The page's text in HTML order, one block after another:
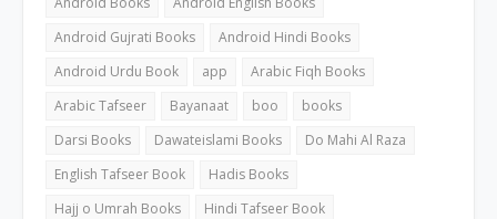
Android Gujrati Books
Android Hindi Books
Android Urdu Book
app
Arabic Fiqh Books
Arabic Tafseer
Bayanaat boo
books
Darsi Books
Dawateislami Books
Do Mahi Al Raza
English Tafseer Book
Hadis Books
Hajj o Umrah Books
Hindi Tafseer Book